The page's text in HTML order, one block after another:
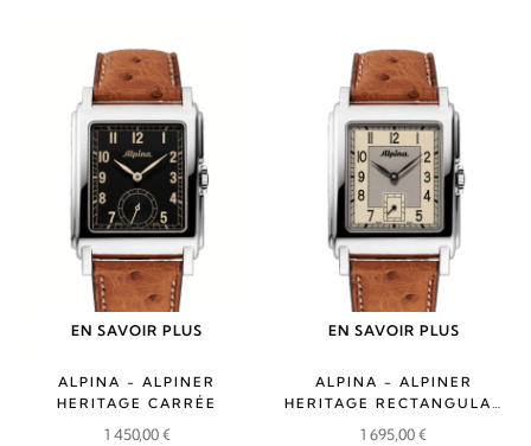
EN SAVOIR PLUS
ALPINA - ALPINER
HERITAGE CARRÉE
1 450,00€
EN SAVOIR PLUS
ALPINA - ALPINER
HERITAGE RECTANGULAR
1 695,00€